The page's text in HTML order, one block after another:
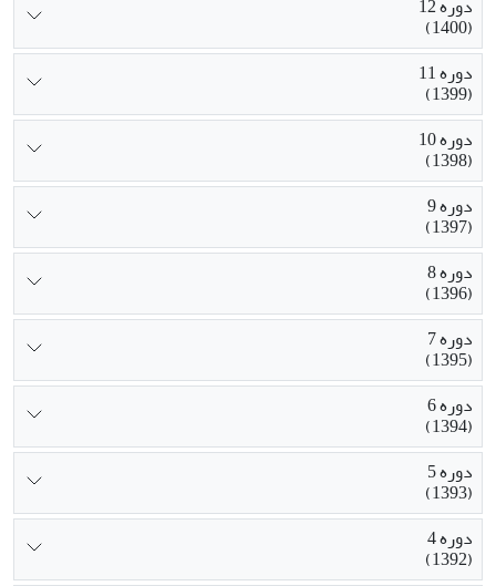
(1400)
دوره 11
(1399)
دوره 10
(1398)
دوره 9
(1397)
دوره 8
(1396)
دوره 7
(1395)
دوره 6
(1394)
دوره 5
(1393)
دوره 4
(1392)